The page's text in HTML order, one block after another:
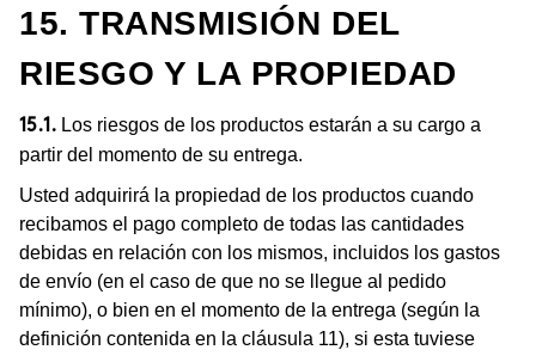
15. TRANSMISIÓN DEL
RIESGO Y LA PROPIEDAD
15.1. Los riesgos de los productos estarán a su cargo a
partir del momento de su entrega.
Usted adquirirá la propiedad de los productos cuando
recibamos el pago completo de todas las cantidades
debidas en relación con los mismos, incluidos los gastos
de envío (en el caso de que no se llegue al pedido
mínimo), o bien en el momento de la entrega (según la
definición contenida en la cláusula 11), si esta tuviese